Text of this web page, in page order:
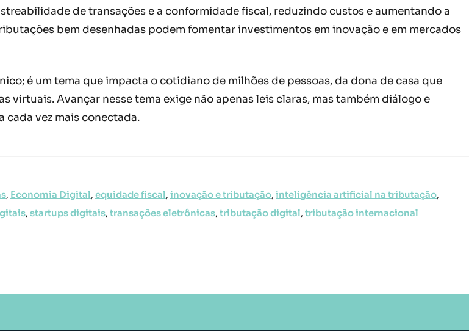
de transações e a conformidade fiscal, reduzindo custos e aumentando a
bem desenhadas podem fomentar investimentos em inovação e em mercados
é um tema que impacta o cotidiano de milhões de pessoas, da dona de casa que
Avançar nesse tema exige não apenas leis claras, mas também diálogo e
vez mais conectada.
, Economia Digital, equidade fiscal, inovação e tributação, inteligência artificial na tributação,
, startups digitais, transações eletrônicas, tributação digital, tributação internacional